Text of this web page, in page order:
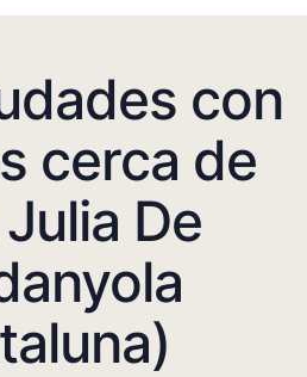
con
cerca de
De